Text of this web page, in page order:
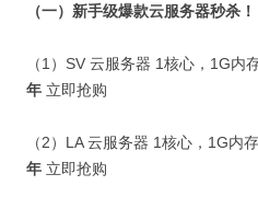
（一）新手级爆款云服务器秒杀！
（1 ） SV 云服务器 1核心， 1G内
年 立即抢购
（2） LA云服务器 1核心， 1G内存
年 立即抢购